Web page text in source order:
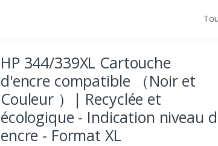
HP 344/339XL Cartouche
d'encre compatible （Noir et
Couleur ）| Recyclée et
écologique - Indication niveau d
encre - Format XL